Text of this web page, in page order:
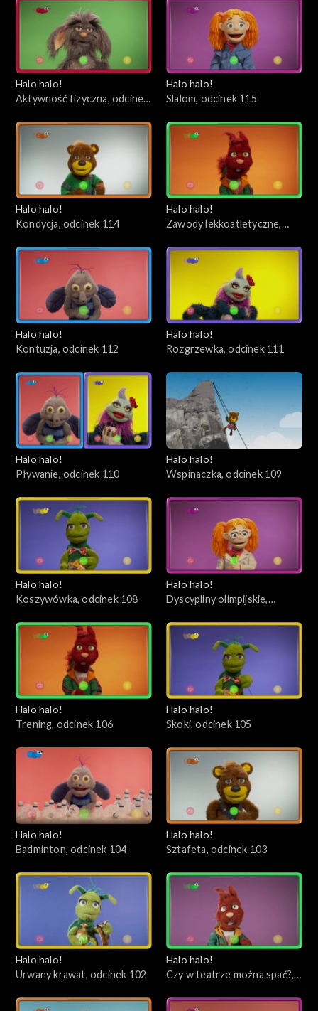
Halo halo!
Aktywność fizyczna, odcinek
Halo halo!
Slalom, odcinek 115
Halo halo!
Kondycja, odcinek 114
Halo halo!
Zawody lekkoatletyczne,
Halo halo!
Kontuzja, odcinek 112
Halo halo!
Rozgrzewka, odcinek 111
Halo halo!
Pływanie, odcinek 110
Halo halo!
Wspinaczka, odcinek 109
Halo halo!
Koszywówka, odcinek 108
Halo halo!
Dyscypliny olimpijskie,
Halo halo!
Trening, odcinek 106
Halo halo!
Skoki, odcinek 105
Halo halo!
Badminton, odcinek 104
Halo halo!
Sztafeta, odcinek 103
Halo halo!
Urwany krawat, odcinek 102
Halo halo!
Czy w teatrze można spać?,